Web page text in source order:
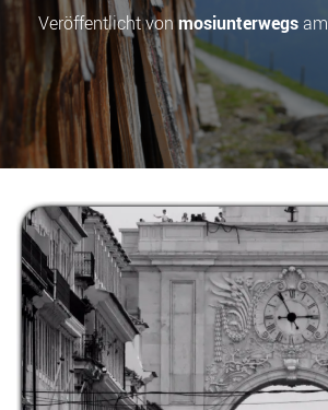
Veröffentlicht vonmosiunterwegsam